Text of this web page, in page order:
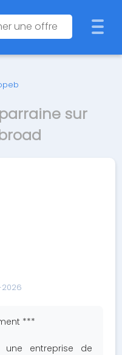
sur
***
entreprise de